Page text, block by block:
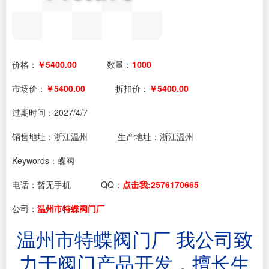
价格： ￥5400.00 数量： 1000
市场价： ￥5400.00 折扣价： ￥5400.00
过期时间： 2027/4/7
销售地址：浙江温州
生产地址：浙江温州
Keywords：蝶阀
电话： 暂无手机 QQ： 点击我:2576170665
公司： 温州市特蝶阀门厂
温州市特蝶阀门厂 我公司致
力于阀门产品开发，擅长生